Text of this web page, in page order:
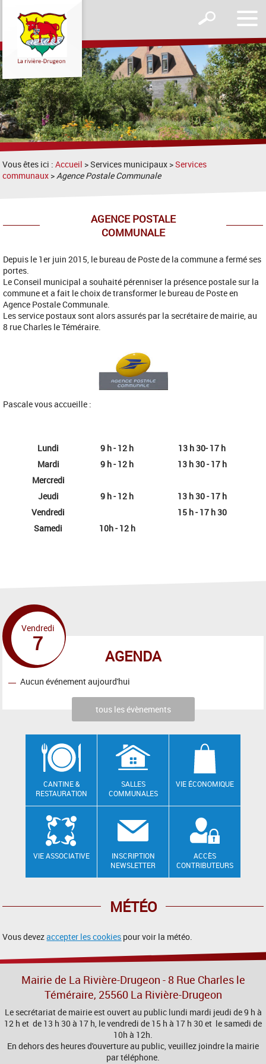
le
Afficher
formulaire
de
recherche
Vous êtes ici :Accueil > Services municipaux >Services
communaux >Agence Postale Communale
AGENCE POSTALE
COMMUNALE
Depuis le 1er juin 2015, le bureau de Poste de la commune a fermé ses
portes.
Le Conseil municipal a souhaité pérenniser la présence postale sur la
commune et a fait le choix de transformer le bureau de Poste en
Agence Postale Communale.
Les service postaux sont alors assurés par la secrétaire de mairie, au
8 rue Charles le Téméraire.
Pascale vous accueille :
Lundi 9 h - 12 h
13 h 30- 17 h
Mardi
9 h - 12 h
13 h 30 - 17 h
Mercredi
Jeudi
9 h - 12 h
13 h 30 - 17 h
Vendredi
15 h - 17 h 30
Samedi
10h - 12 h
AGENDA
Vendredi
7
Aucun événement aujourd'hui
tous les évènements
CANTINE &
RESTAURATION
SALLES
COMMUNALES
VIE ÉCONOMIQUE
VIE ASSOCIATIVE
INSCRIPTION
NEWSLETTER
ACCÈS
CONTRIBUTEURS
MÉTÉO
Vous devezaccepter les cookies pour voir la météo.
Mairie de La Rivière-Drugeon - 8 Rue Charles le
Téméraire, 25560 La Rivière-Drugeon
Le secrétariat de mairie est ouvert au public lundi mardi jeudi de 9 h à
12 h et de 13 h 30 à 17 h, le vendredi de 15 h à 17 h 30 et le samedi de
10h à 12h.
En dehors des heures d'ouverture au public, veuillez joindre la mairie
par téléphone.